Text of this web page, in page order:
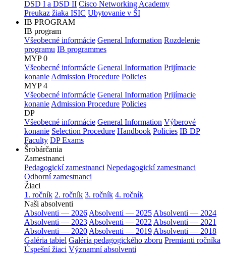
DSD I a DSD II Cisco Networking Academy
Preukaz žiaka ISIC Ubytovanie v ŠI
IB PROGRAM
IB program
Všeobecné informácie General Information Rozdelenie
programu IB programmes
MYP 0
Všeobecné informácie General Information Prijímacie
konanie Admission Procedure Policies
MYP 4
Všeobecné informácie General Information Prijímacie
konanie Admission Procedure Policies
DP
Všeobecné informácie General Information Výberové
konanie Selection Procedure Handbook Policies IB DP
Faculty DP Exams
Šrobárčania
Zamestnanci
Pedagogickí zamestnanci Nepedagogickí zamestnanci
Odborní zamestnanci
Žiaci
1. ročník 2. ročník 3. ročník 4. ročník
Naši absolventi
Absolventi — 2026 Absolventi — 2025 Absolventi — 2024
Absolventi — 2023 Absolventi — 2022 Absolventi — 2021
Absolventi — 2020 Absolventi — 2019 Absolventi — 2018
Galéria tabiel Galéria pedagogického zboru Premianti ročníka
Úspešní žiaci Významní absolventi